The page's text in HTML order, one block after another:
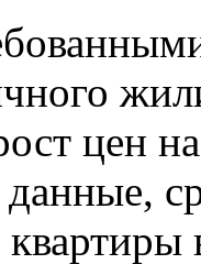
цен
данные,